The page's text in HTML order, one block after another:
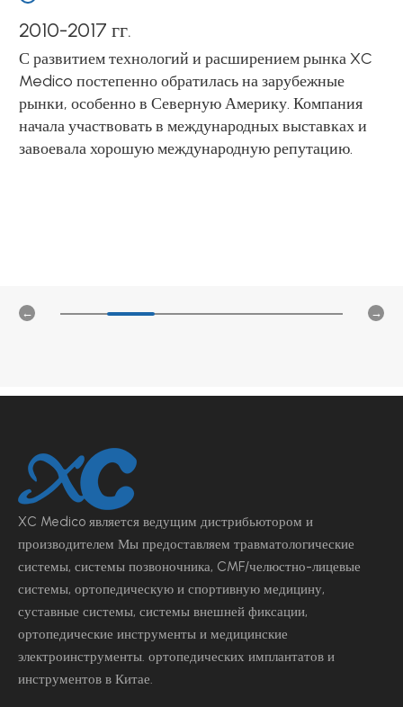
2018
Достигнуто углубленное сотрудничество со
многими отечественными университетами и
больницами третичного уровня для продвижения
исследований, разработок и технологических
инноваций, а также улучшения качества
XC Medico является ведущим дистрибьютором и
производителем Мы предоставляем травматологические
системы, системы позвоночника, CMF/челюстно-лицевые
системы, ортопедическую и спортивную медицину,
суставные системы, системы внешней фиксации,
ортопедические инструменты и медицинские
электроинструменты. ортопедических имплантатов и
инструментов в Китае.